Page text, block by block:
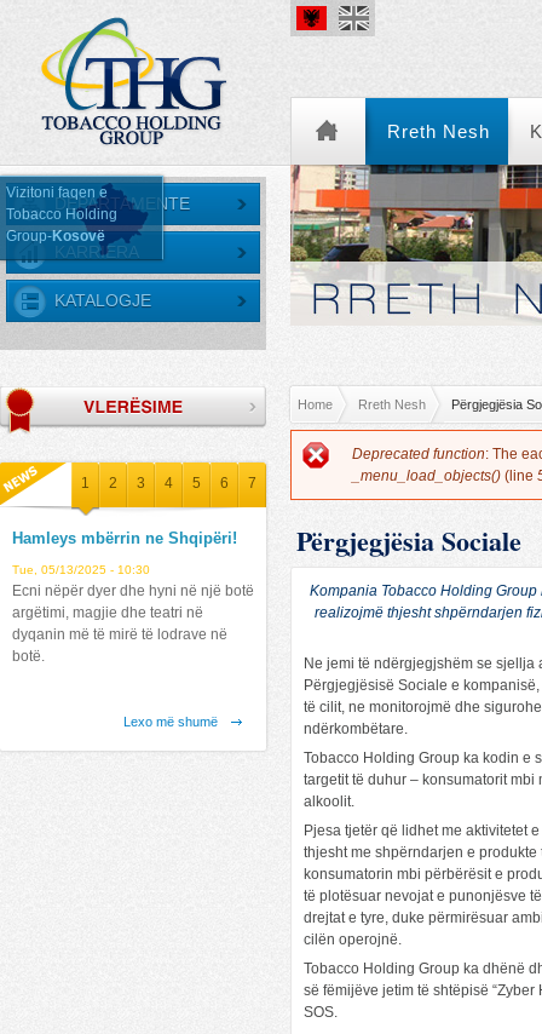
Vizitoni faqen e
Tobacco Holding
Group-Kosovë
Rreth Nesh
DEPARTAMENTE
KARRIERA
KARRIERA
KATALOGJE
You are here
Home Rreth Nesh Përgjegjësia
Error message
Deprecated function: The
_menu_load_objects() (line
Përgjegjësia Sociale
Kompania Tobacco Holding
realizojmë thjesht shpërndarjen
Ne jemi të ndërgjegjshëm se sjellja
Përgjegjësisë Sociale e
të cilit, ne monitorojmë dhe
ndërkombëtare.
Tobacco Holding Group ka kodin e
targetit të duhur – konsumatorit
alkoolit.
Pjesa tjetër që lidhet me aktivitetet
thjesht me shpërndarjen e
konsumatorin mbi përbërësit e
të plotësuar nevojat e punonjësve
drejtat e tyre, duke përmirësuar
cilën operojnë.
Tobacco Holding Group ka dhënë
së fëmijëve jetim të shtëpisë
SOS.
1 2 3 4 5 6 7
Hamleys mbërrin ne Shqipëri!
Tue, 05/13/2025 - 10:30
Ecni nëpër dyer dhe hyni në një botë
argëtimi, magjie dhe teatri në
dyqanin më të mirë të lodrave në
botë.
Lexo më shumë